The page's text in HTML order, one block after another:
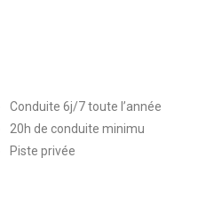
Conduite 6j/7 toute l’année
20h de conduite minimu
Piste privée